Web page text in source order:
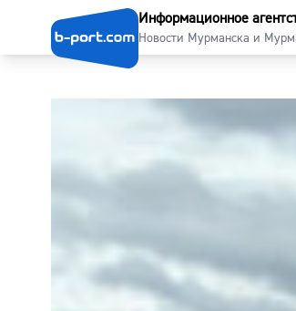
Информационное
Новости Мурманска и